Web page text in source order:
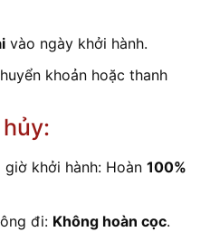
vào ngày khởi hành.
khoản hoặc thanh
khởi hành: Hoàn 100%
đi: Không hoàn cọc.